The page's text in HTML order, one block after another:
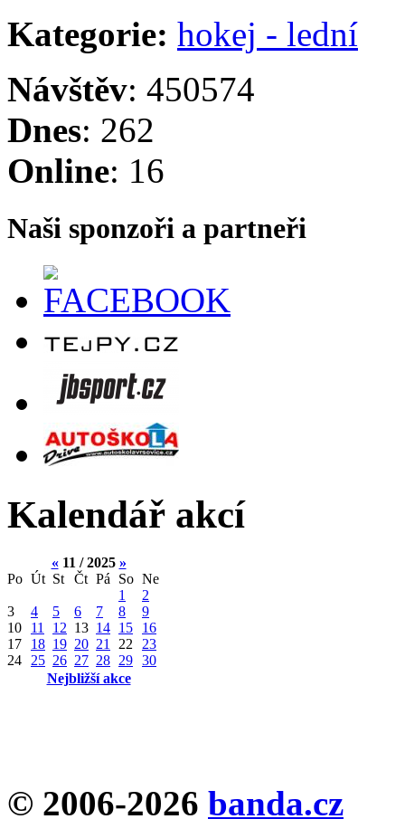
Kategorie: hokej - lední
Návštěv: 450574
Dnes: 262
Online: 16
Naši sponzoři a partneři
Kalendář akcí
«11 / 2025 »
Po Út St Čt Pá So Ne
1
2
3
4 5 6 7 8
9
10
11 12 13 14 15
16
17
18 19 20 21 22
23
24
25 26 27 28 29 30
Nejbližší akce
© 2006-2026 banda.cz